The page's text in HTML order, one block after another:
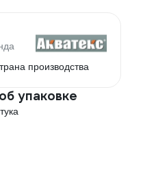
производства
упаковке